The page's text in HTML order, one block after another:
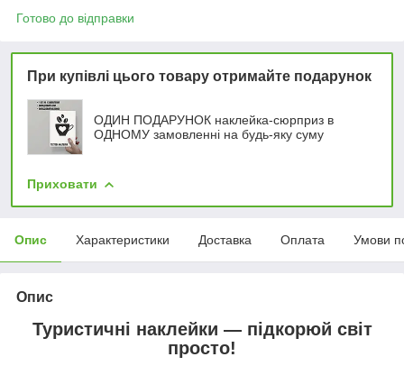
Готово до відправки
При купівлі цього товару отримайте подарунок
ОДИН ПОДАРУНОК наклейка-сюрприз в
ОДНОМУ замовленні на будь-яку суму
Приховати
Опис Характеристики Доставка Оплата Умови
Опис
Туристичні наклейки — підкорюй світ
просто!